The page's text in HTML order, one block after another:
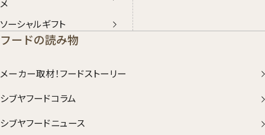
メ
ソーシャルギフト
フードの読み物
メーカー取材！フードストーリー
シブヤフードコラム
シブヤフードニュース